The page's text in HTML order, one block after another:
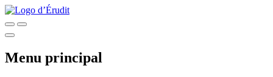
Menu principal